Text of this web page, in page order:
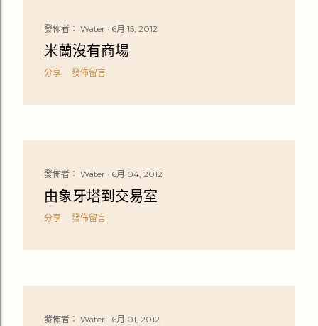
發佈者： Water 6月 15, 2012
米蘭沒有商場
分享 發佈留言
發佈者： Water 6月 04, 2012
由象牙塔到交易室
分享 發佈留言
發佈者： Water 6月 01, 2012